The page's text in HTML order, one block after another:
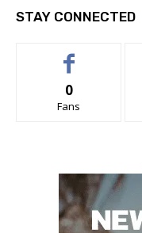
STAY CONNECTED
0
Fans